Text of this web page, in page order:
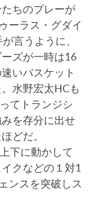
ちのプレーが
ーラス・グダイ
言うように、
ズが一時は16
いバスケット
水野宏太HCも
てトランジシ
を存分に出せ
どだ。
下に動かして
クなどの１対1
ンスを突破しス